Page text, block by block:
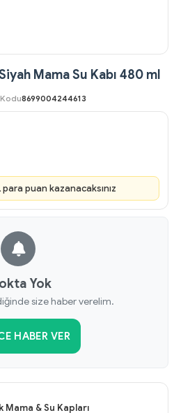
Mama Su Kabı 480 ml
8699004244613
para puan kazanacaksınız
Yok
size haber verelim.
HABER VER
Mama & Su Kapları